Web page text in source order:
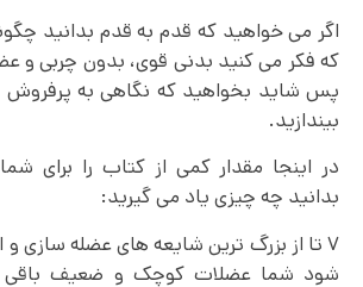
اگر می خواهید که قدم به قدم بدانید
که فکر می کنید بدنی قوی، بدون چربی و
پس شاید بخواهید که نگاهی به پرفروش‌
بیندازید.
در اینجا مقدار کمی از کتاب را برای
بدانید چه چیزی یاد می گیرید:
۷ تا از بزرگ ترین شایعه های عضله سازی
شود شما عضلات کوچک و ضعیف باقی